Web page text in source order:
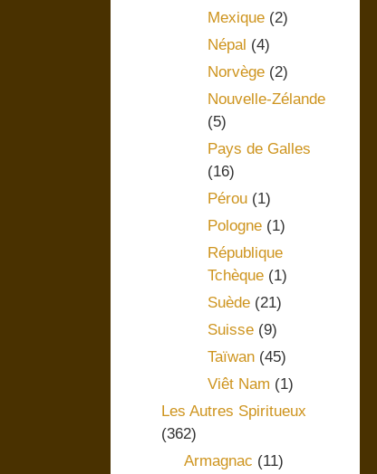
Mexique(2)
Népal (4)
Norvège(2)
Nouvelle-Zélande
(5)
Pays de Galles
(16)
Pérou(1)
Pologne(1)
République
Tchèque(1)
Suède(21)
Suisse(9)
Taïwan(45)
Viêt Nam (1)
Les Autres Spiritueux
(362)
Armagnac (11)